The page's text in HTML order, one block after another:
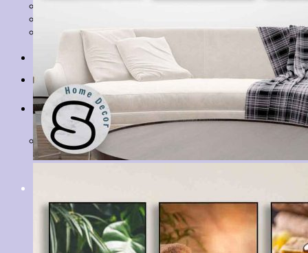
Tranh Thuỷ Mặc
Tranh Con Hổ
Liên hệ
Giỏ hàng
Chưa có sản phẩm trong giỏ hàng.